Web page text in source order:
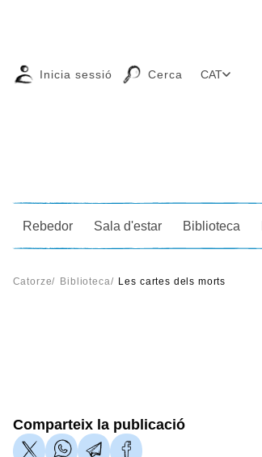
Inicia sessió Cerca CAT
Rebedor Sala d'estar Biblioteca
Catorze/ Biblioteca/ Les cartes dels morts
Comparteix la publicació